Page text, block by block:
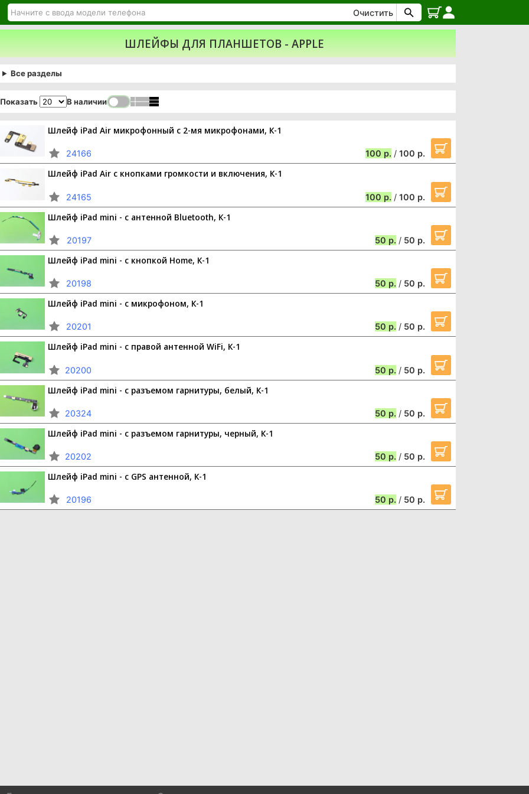
Очистить
ШЛЕЙФЫ ДЛЯ ПЛАНШЕТОВ - APPLE
Все разделы
Показать В наличии
Шлейф iPad Air микрофонный с 2-мя микрофонами, К-1
24166 100 / 100
Шлейф iPad Air с кнопками громкости и включения, К-1
24165 100 / 100
Шлейф iPad mini - с антенной Bluetooth, К-1
20197 50 / 50
Шлейф iPad mini - с кнопкой Home, К-1
20198 50 / 50
Шлейф iPad mini - с микрофоном, К-1
20201 50 / 50
Шлейф iPad mini - с правой антенной WiFi, К-1
20200 50 / 50
Шлейф iPad mini - с разъемом гарнитуры, белый, К-1
20324 50 / 50
Шлейф iPad mini - с разъемом гарнитуры, черный, К-1
20202 50 / 50
Шлейф iPad mini - с GPS антенной, К-1
20196 50 / 50